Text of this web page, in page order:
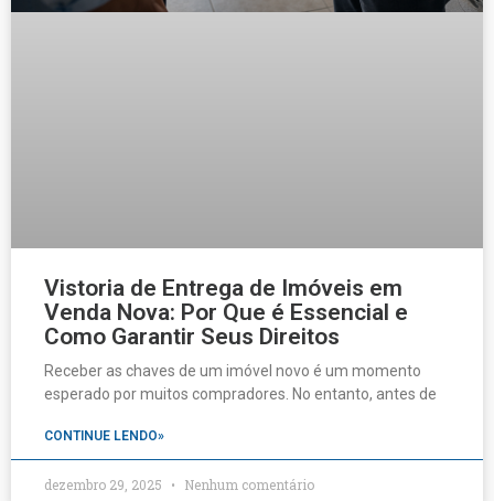
Vistoria de Entrega de Imóveis em
Venda Nova: Por Que é Essencial e
Como Garantir Seus Direitos
Receber as chaves de um imóvel novo é um momento
esperado por muitos compradores. No entanto, antes de
CONTINUE LENDO»
dezembro 29, 2025 Nenhum comentário